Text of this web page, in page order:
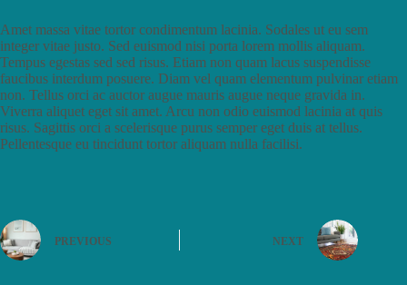
Amet massa vitae tortor condimentum lacinia. Sodales ut eu sem
integer vitae justo. Sed euismod nisi porta lorem mollis aliquam.
Tempus egestas sed sed risus. Etiam non quam lacus suspendisse
faucibus interdum posuere. Diam vel quam elementum pulvinar etiam
non. Tellus orci ac auctor augue mauris augue neque gravida in.
Viverra aliquet eget sit amet. Arcu non odio euismod lacinia at quis
risus. Sagittis orci a scelerisque purus semper eget duis at tellus.
Pellentesque eu tincidunt tortor aliquam nulla facilisi.
PREVIOUS NEXT